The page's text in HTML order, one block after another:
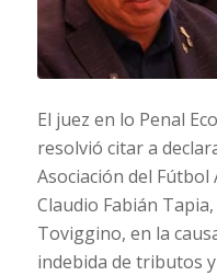
El juez en lo Penal
resolvió citar a
Asociación del
Claudio Fabián
Toviggino, en la
indebida de tributos